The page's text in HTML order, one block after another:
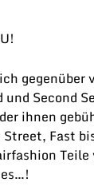
gegenüber
Second
ihnen
Fast
Teile